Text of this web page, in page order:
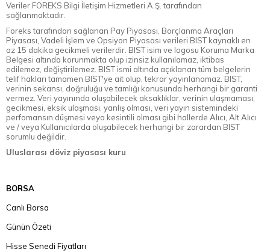
Veriler FOREKS Bilgi İletişim Hizmetleri A.Ş. tarafından
sağlanmaktadır.
Foreks tarafından sağlanan Pay Piyasası, Borçlanma Araçları
Piyasası, Vadeli İşlem ve Opsiyon Piyasası verileri BIST kaynaklı en
az 15 dakika gecikmeli verilerdir. BIST isim ve logosu Koruma Marka
Belgesi altında korunmakta olup izinsiz kullanılamaz, iktibas
edilemez, değiştirilemez. BIST ismi altında açıklanan tüm belgelerin
telif hakları tamamen BIST'ye ait olup, tekrar yayınlanamaz. BIST,
verinin sekansı, doğruluğu ve tamlığı konusunda herhangi bir garanti
vermez. Veri yayınında oluşabilecek aksaklıklar, verinin ulaşmaması,
gecikmesi, eksik ulaşması, yanlış olması, veri yayın sistemindeki
perfomansın düşmesi veya kesintili olması gibi hallerde Alıcı, Alt Alıcı
ve / veya Kullanıcılarda oluşabilecek herhangi bir zarardan BIST
sorumlu değildir.
Uluslarası döviz piyasası kuru
BORSA
Canlı Borsa
Günün Özeti
Hisse Senedi Fiyatları